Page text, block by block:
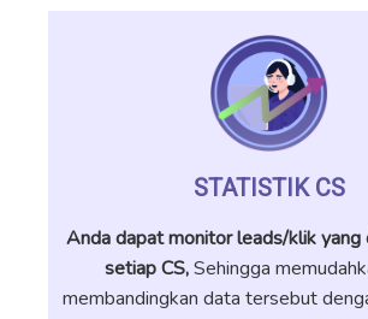
STATISTIK CS
Anda dapat monitor leads/klik yang
setiap CS,Sehingga
membandingkan data tersebut